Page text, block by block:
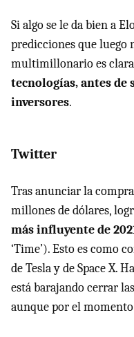
Si algo se le da bien a
predicciones que luego
multimillonario es
tecnologías, antes
inversores.
Twitter
Tras anunciar la
millones de dólares,
más influyente de
‘Time’). Esto es como
de Tesla y de Space X.
está barajando cerrar
aunque por el